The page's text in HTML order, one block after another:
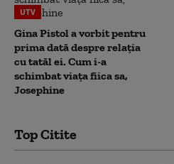
UTV
Gina Pistol a vorbit pentru
prima dată despre relația
cu tatăl ei. Cum i-a
schimbat viața fiica sa,
Josephine
Top Citite